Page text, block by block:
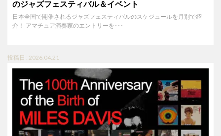
のジャズフェスティバル＆イベント
日本全国で開催されるジャズフェスティバルのスケジュールを月別で紹
介！ アマチュア演奏家のエントリーを･･･
投稿日 : 2026.04.21